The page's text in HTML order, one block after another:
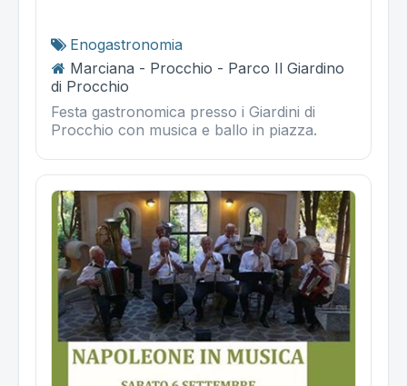
Enogastronomia
Marciana - Procchio - Parco Il Giardino
di Procchio
Festa gastronomica presso i Giardini di
Procchio con musica e ballo in piazza.